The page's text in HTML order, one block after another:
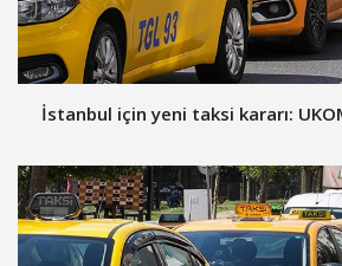
İstanbul için yeni taksi kararı: